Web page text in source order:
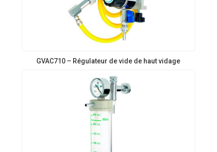
GVAC710 – Régulateur de vide de haut vidage